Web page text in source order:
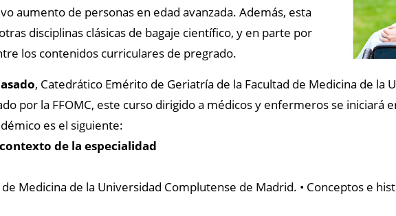
aumento de personas en edad avanzada. Además, esta
disciplinas clásicas de bagaje científico, y en parte por
los contenidos curriculares de pregrado.
, Catedrático Emérito de Geriatría de la Facultad de Medicina de la
por la FFOMC, este curso dirigido a médicos y enfermeros se iniciará
es el siguiente:
de la especialidad
Medicina de la Universidad Complutense de Madrid. • Conceptos e